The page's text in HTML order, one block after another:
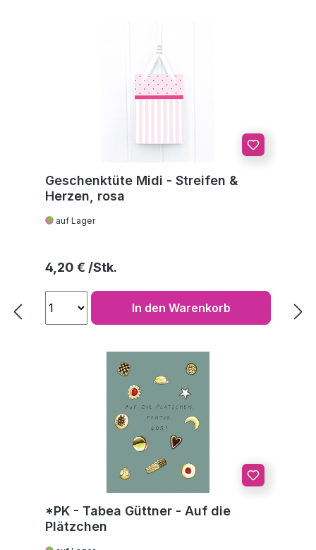
Geschenktüte Midi - Streifen &
Herzen, rosa
auf Lager
Regulärer Preis:
4,20 €
In den Warenkorb
*PK - Tabea Güttner - Auf die
Plätzchen